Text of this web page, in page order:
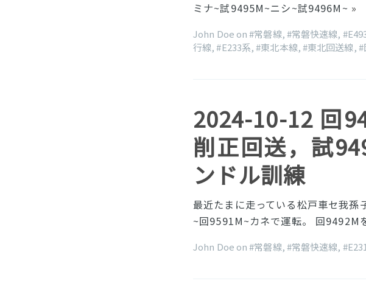
ミナ~試9495M~ニシ~試9496M~ »
John Doe on#常磐線,#常磐快速線,
行線,#E233系,#東北本線,#東北回送線,#
2024-10-12 回
削正回送，試
ンドル訓練
最近たまに走っている松戸車セ我
~回9591M~カネで運転。 回9492M
John Doe on#常磐線,#常磐快速線,